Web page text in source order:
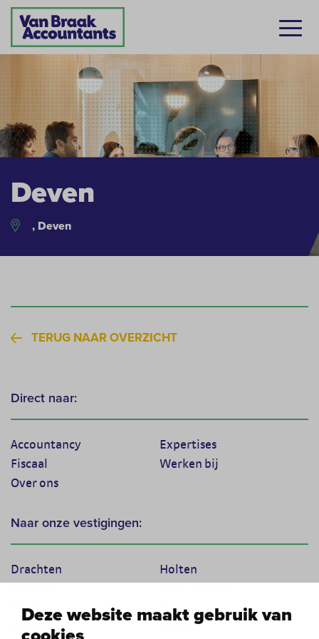
Deze website maakt gebruik van
Deven
, Deven
TERUG NAAR OVERZICHT
Direct naar:
Accountancy
Expertises
Fiscaal
Werken bij
Over ons
Naar onze vestigingen:
Drachten
Holten
Texel
Tiel
Veenendaal